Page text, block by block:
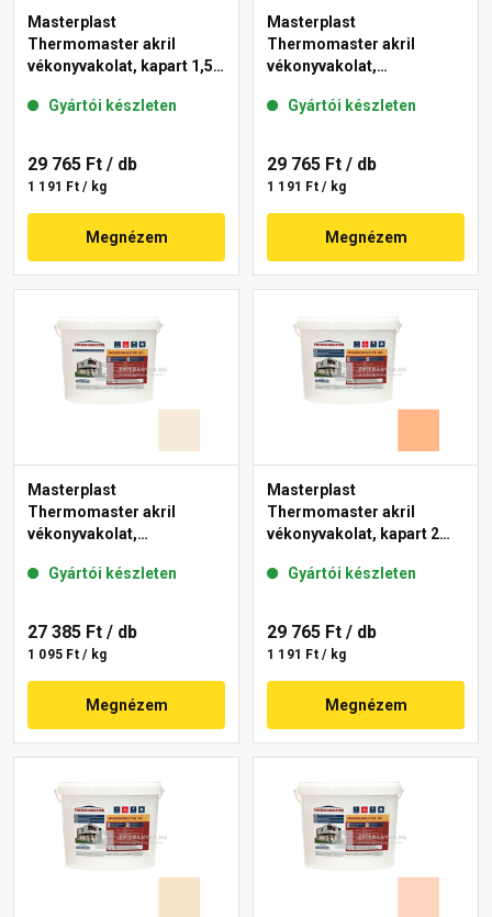
Masterplast
Thermomaster akril
vékonyvakolat, kapart 1,5
Gyártói készleten
29 765 Ft / db
1 191 Ft / kg
Megnézem
Masterplast
Thermomaster akril
vékonyvakolat,
10-D 25 kg
Gyártói készleten
29 765 Ft / db
1 191 Ft / kg
Megnézem
Masterplast
Thermomaster akril
vékonyvakolat,
48-F 25 kg
Gyártói készleten
27 385 Ft / db
1 095 Ft / kg
Megnézem
Masterplast
Thermomaster akril
vékonyvakolat, kapart 2
Gyártói készleten
29 765 Ft / db
1 191 Ft / kg
Megnézem